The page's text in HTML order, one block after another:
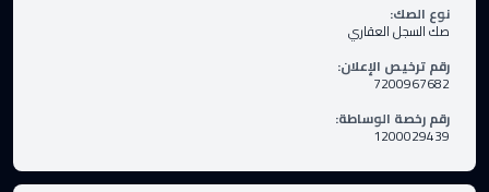
نوع الصك:
صك السجل العقاري
رقم ترخيص الإعلان:
7200967682
رقم رخصة الوساطة:
1200029439